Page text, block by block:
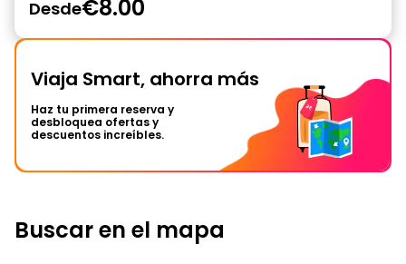
Desde€8.00
Viaja Smart, ahorra más
Haz tu primera reserva y
desbloquea ofertas y
descuentos increíbles.
Buscar en el mapa